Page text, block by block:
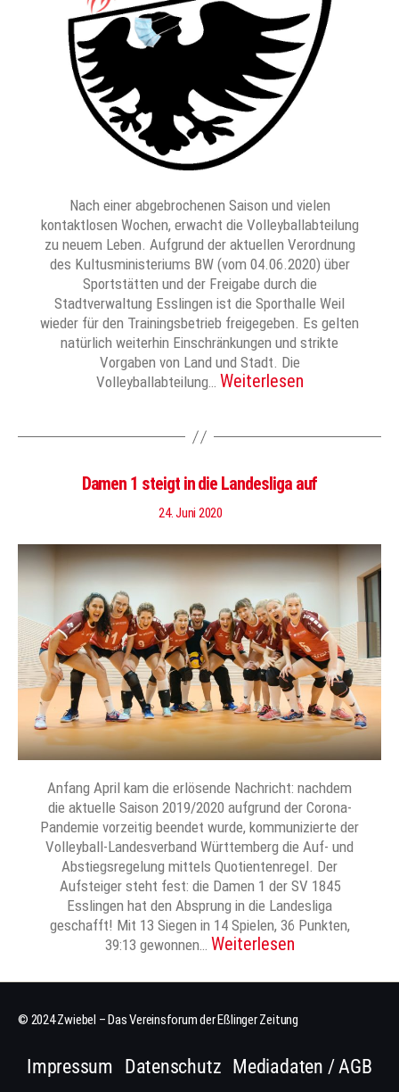
Nach einer abgebrochenen Saison und vielen
kontaktlosen Wochen, erwacht die Volleyballabteilung
zu neuem Leben. Aufgrund der aktuellen Verordnung
des Kultusministeriums BW (vom 04.06.2020) über
Sportstätten und der Freigabe durch die
Stadtverwaltung Esslingen ist die Sporthalle Weil
wieder für den Trainingsbetrieb freigegeben. Es gelten
natürlich weiterhin Einschränkungen und strikte
Vorgaben von Land und Stadt. Die
Volleyballabteilung… Weiterlesen
Damen 1 steigt in die Landesliga auf
24. Juni 2020
Anfang April kam die erlösende Nachricht: nachdem
die aktuelle Saison 2019/2020 aufgrund der Corona-
Pandemie vorzeitig beendet wurde, kommunizierte der
Volleyball-Landesverband Württemberg die Auf- und
Abstiegsregelung mittels Quotientenregel. Der
Aufsteiger steht fest: die Damen 1 der SV 1845
Esslingen hat den Absprung in die Landesliga
geschafft! Mit 13 Siegen in 14 Spielen, 36 Punkten,
39:13 gewonnen… Weiterlesen
© 2024 Zwiebel – Das Vereinsforum der Eßlinger Zeitung
Impressum Datenschutz Mediadaten / AGB